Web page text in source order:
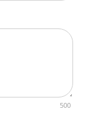
500